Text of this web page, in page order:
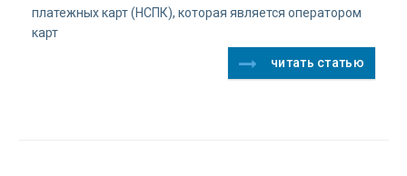
платежных карт (НСПК), которая является оператором
карт
читать статью